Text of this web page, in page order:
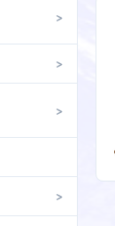
>
>
>
>